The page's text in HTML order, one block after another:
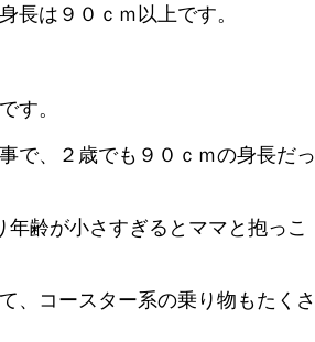
長は９０ｃｍ以上です。
す。
で、２歳でも９０ｃｍの身長だっ
齢が小さすぎるとママと抱っこ
、コースター系の乗り物もたくさ